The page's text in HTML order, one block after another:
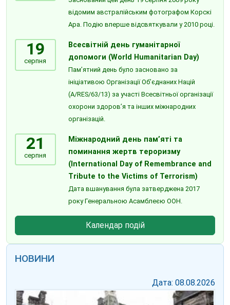
відомим австралійським фотографом Корскі
Ара. Подію вперше відсвяткували у 2010 році.
19
серпня
Всесвітній день гуманітарної
допомоги (World Humanitarian Day)
Пам’ятний день було засновано за
ініціативою Організації Об’єднаних Націй
(A/RES/63/13) за участі Всесвітньої організації
охорони здоров’я та інших міжнародних
організацій.
21
серпня
Міжнародний день пам’яті та
поминання жертв тероризму
(International Day of Remembrance and
Tribute to the Victims of Terrorism)
Дата вшанування була затверджена 2017
року Генеральною Асамблеєю ООН.
Календар подій
НОВИНИ
Дата: 08.08.2026